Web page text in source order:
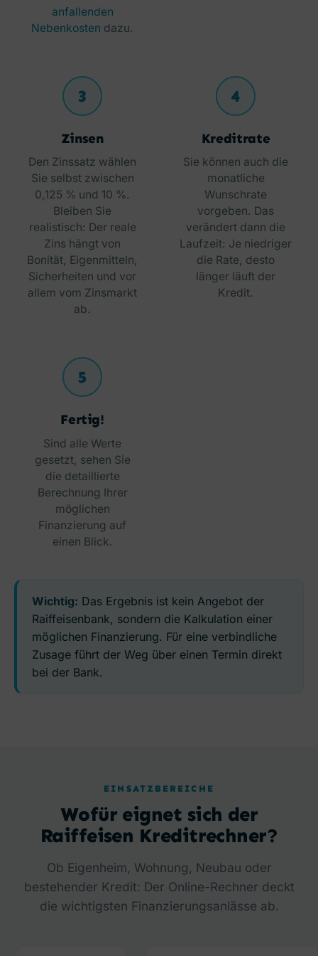
anfallenden
Nebenkosten dazu.
3
Zinsen
Den Zinssatz wählen
Sie selbst zwischen
0,125 % und 10 %.
Bleiben Sie
realistisch: Der reale
Zins hängt von
Bonität, Eigenmitteln,
Sicherheiten und vor
allem vom Zinsmarkt
ab.
4
Kreditrate
Sie können auch die
monatliche
Wunschrate
vorgeben. Das
verändert dann die
Laufzeit: Je niedriger
die Rate, desto
länger läuft der
Kredit.
5
Fertig!
Sind alle Werte
gesetzt, sehen Sie
die detaillierte
Berechnung Ihrer
möglichen
Finanzierung auf
einen Blick.
Wichtig: Das Ergebnis ist kein Angebot der
Raiffeisenbank, sondern die Kalkulation einer
möglichen Finanzierung. Für eine verbindliche
Zusage führt der Weg über einen Termin direkt
bei der Bank.
EINSATZBEREICHE
Wofür eignet sich der
Raiffeisen Kreditrechner?
Ob Eigenheim, Wohnung, Neubau oder
bestehender Kredit: Der Online-Rechner deckt
die wichtigsten Finanzierungsanlässe ab.